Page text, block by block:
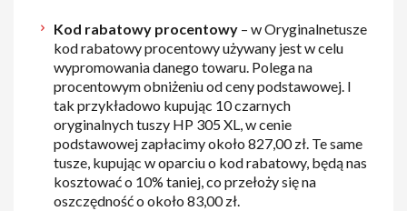
Kod rabatowy procentowy – w Oryginalnetusze
kod rabatowy procentowy używany jest w celu
wypromowania danego towaru. Polega na
procentowym obniżeniu od ceny podstawowej. I
tak przykładowo kupując 10 czarnych
oryginalnych tuszy HP 305 XL, w cenie
podstawowej zapłacimy około 827,00 zł. Te same
tusze, kupując w oparciu o kod rabatowy, będą nas
kosztować o 10% taniej, co przełoży się na
oszczędność o około 83,00 zł.